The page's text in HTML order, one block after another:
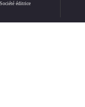
Société éditrice